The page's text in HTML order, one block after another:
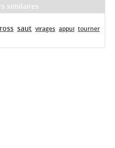
similaires
saut virages appui tourner